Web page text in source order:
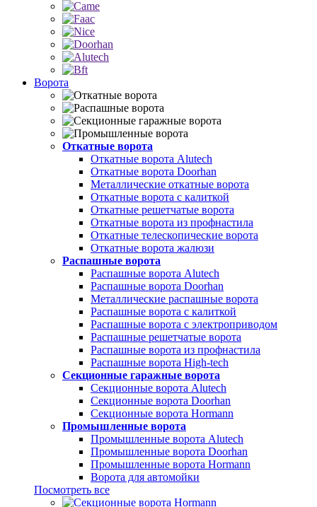
Ворота
Откатные ворота
Откатные ворота Alutech
Откатные ворота Doorhan
Металлические откатные ворота
Откатные ворота с калиткой
Откатные решетчатые ворота
Откатные ворота из профнастила
Откатные телескопические ворота
Откатные ворота жалюзи
Распашные ворота
Распашные ворота Alutech
Распашные ворота Doorhan
Металлические распашные ворота
Распашные ворота с калиткой
Распашные ворота с электроприводом
Распашные решетчатые ворота
Распашные ворота из профнастила
Распашные ворота High-tech
Секционные гаражные ворота
Секционные ворота Alutech
Секционные ворота Doorhan
Секционные ворота Hormann
Промышленные ворота
Промышленные ворота Alutech
Промышленные ворота Doorhan
Промышленные ворота Hormann
Ворота для автомойки
Посмотреть все